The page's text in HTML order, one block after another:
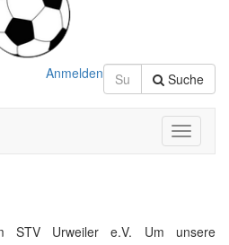
Suche
Anmelden
Toggle
STV Urweiler e.V. Um unsere